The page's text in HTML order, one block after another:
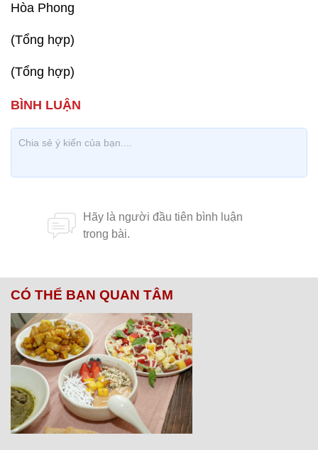
Hòa Phong
(Tổng hợp)
(Tổng hợp)
CÓ THỂ BẠN QUAN TÂM